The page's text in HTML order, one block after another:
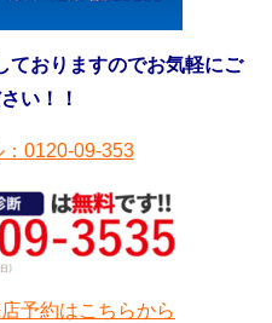
おりますのでお気軽にご
い！！
0120-09-353
予約はこちらから